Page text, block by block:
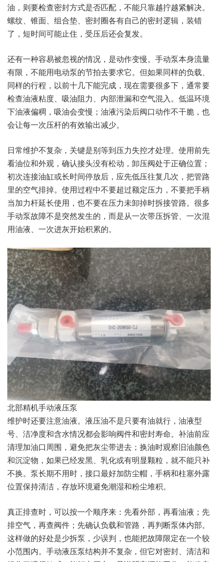
油，则要检查密封方式是否匹配，不能只靠越拧越紧解决。
螺纹、锥面、组合垫、密封圈各有自己的密封逻辑，装错
了，短时间可能止住，受压后还会复发。
还有一种容易被忽视的情况，是动作变慢。手动泵本身流量
有限，不能用电动泵的节拍去要求它。但如果同样的负载、
同样的行程，以前十几下能完成，现在需要很多下，通常要
检查油液粘度、吸油阻力、内部泄漏和空气混入。低温环境
下油液偏稠，吸油会变慢；油液污染后阀口动作不干脆，也
会让每一次压杆的有效输出减少。
日常维护不复杂，关键是别等到压力失控才处理。使用前先
看油位和外观，确认接头没有松动，卸压阀处于正确位置；
初次连接油缸或长时间停放后，应先低压往复几次，把管路
里的空气排掉。使用过程中不要超过额定压力，不要把手柄
当加力杆延长使用，也不要在压力未卸掉时拆接管路。很多
手动泵故障不是突然发生的，而是从一次带压拆管、一次混
用油液、一次进灰开始积累的。
北部精机手动液压泵
维护时还要注意油液。液压油不是只要有油就行，油液型
号、洁净度和含水情况都会影响阀件和密封寿命。补油前应
清理加油口周围，避免把灰尘带进去；换油时观察旧油颜色
和沉淀物，如果已经发黑、乳化或有明显颗粒，就不能只补
不换。泵长期不用时，接口最好加防尘帽，手柄和柱塞外露
位置保持清洁，存放环境避免潮湿和粉尘堆积。
真正排查时，可以按一个顺序来：先看外部，再看油液；先
排空气，再查阀件；先确认负载和管路，再判断泵体内部。
这样做的好处是少拆泵，少误判，也能把故障限定在一个较
小范围内。手动液压泵结构并不复杂，但它对密封、清洁和